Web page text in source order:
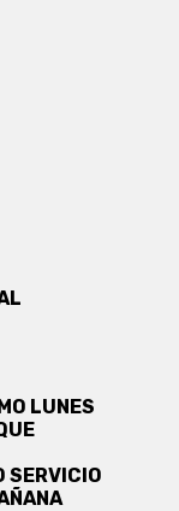
LUNES
SERVICIO